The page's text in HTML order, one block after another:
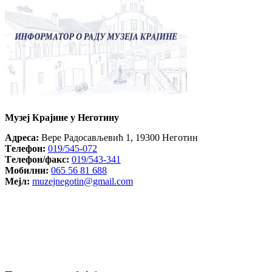
Музеј Крајине у Неготину
Aдреса: Вере Радосављевић 1, 19300 Неготин
Tелефон: 019/545-072
Tелефон/факс: 019/543-341
Mобилни: 065 56 81 688
Mејл: muzejnegotin@gmail.com